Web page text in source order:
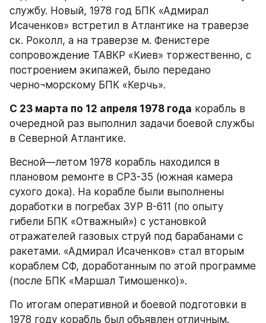
службу. Новый, 1978 год БПК «Адмирал
Исаченков» встретил в Атлантике на траверзе
ск. Роколл, а на траверзе м. Фенистере
сопровождение ТАВКР «Киев» торжественно, с
построением экипажей, было передано
черно¬морскому БПК «Керчь».
С 23 марта по 12 апреля 1978 года корабль в
очередной раз выполнил задачи боевой службы
в Северной Атлантике.
Весной—летом 1978 корабль находился в
плановом ремонте в СРЗ-35 (южная камера
сухого дока). На корабле были выполнены
доработки в погребах ЗУР В-611 (по опыту
гибели БПК «Отважный») с установкой
отражателей газовых струй под барабанами с
ракетами. «Адмирал Исаченков» стал вторым
кораблем СФ, доработанным по этой программе
(после БПК «Маршал Тимошенко)».
По итогам оперативной и боевой подготовки в
1978 году корабль был объявлен отличным.